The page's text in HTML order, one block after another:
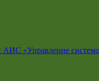
«Управление